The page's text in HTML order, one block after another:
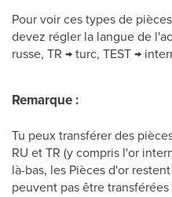
Pour voir ces types de
devez régler la langue de
russe, TR → turc, TEST →
Remarque :
Tu peux transférer des
RU et TR (y compris l'or
là-bas, les Pièces d'or
peuvent pas être